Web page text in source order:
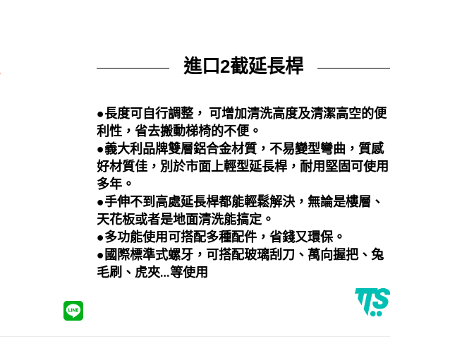
進口2截延長桿
●長度可自行調整， 可增加清洗高度及清潔高空的便
利性，省去搬動梯椅的不便。
●義大利品牌雙層鋁合金材質，不易變型彎曲，質感
好材質佳，別於市面上輕型延長桿，耐用堅固可使用
多年。
●手伸不到高處延長桿都能輕鬆解決，無論是樓層、
天花板或者是地面清洗能搞定。
●多功能使用可搭配多種配件，省錢又環保。
●國際標準式螺牙，可搭配玻璃刮刀、萬向握把、兔
毛刷、虎夾…等使用